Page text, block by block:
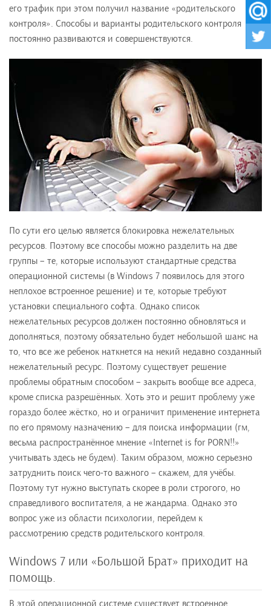
его трафик при этом получил название «родительского
контроля». Способы и варианты родительского контроля
постоянно развиваются и совершенствуются.
По сути его целью является блокировка нежелательных
ресурсов. Поэтому все способы можно разделить на две
группы – те, которые используют стандартные средства
операционной системы (в Windows 7 появилось для этого
неплохое встроенное решение) и те, которые требуют
установки специального софта. Однако список
нежелательных ресурсов должен постоянно обновляться и
дополняться, поэтому обязательно будет небольшой шанс на
то, что все же ребенок наткнется на некий недавно созданный
нежелательный ресурс. Поэтому существует решение
проблемы обратным способом – закрыть вообще все адреса,
кроме списка разрешённых. Хоть это и решит проблему уже
гораздо более жёстко, но и ограничит применение интернета
по его прямому назначению – для поиска информации (гм,
весьма распространённое мнение «Internet is for PORN!!»
учитывать здесь не будем). Таким образом, можно серьезно
затруднить поиск чего-то важного – скажем, для учёбы.
Поэтому тут нужно выступать скорее в роли строгого, но
справедливого воспитателя, а не жандарма. Однако это
вопрос уже из области психологии, перейдем к
рассмотрению средств родительского контроля.
Windows 7 или «Большой Брат» приходит на
помощь.